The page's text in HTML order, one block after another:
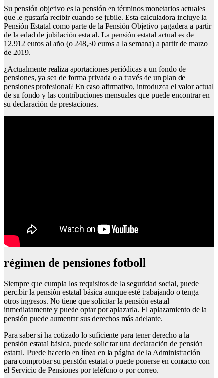
Su pensión objetivo es la pensión en términos monetarios actuales
que le gustaría recibir cuando se jubile. Esta calculadora incluye la
Pensión Estatal como parte de la Pensión Objetivo pagadera a partir
de la edad de jubilación estatal. La pensión estatal actual es de
12.912 euros al año (o 248,30 euros a la semana) a partir de marzo
de 2019.
¿Actualmente realiza aportaciones periódicas a un fondo de
pensiones, ya sea de forma privada o a través de un plan de
pensiones profesional? En caso afirmativo, introduzca el valor actual
de su fondo y las contribuciones mensuales que puede encontrar en
su declaración de prestaciones.
régimen de pensiones fotboll
Siempre que cumpla los requisitos de la seguridad social, puede
percibir la pensión estatal básica aunque esté trabajando o tenga
otros ingresos. No tiene que solicitar la pensión estatal
inmediatamente y puede optar por aplazarla. El aplazamiento de la
pensión puede aumentar sus derechos más adelante.
Para saber si ha cotizado lo suficiente para tener derecho a la
pensión estatal básica, puede solicitar una declaración de pensión
estatal. Puede hacerlo en línea en la página de la Administración
para comprobar su pensión estatal o puede ponerse en contacto con
el Servicio de Pensiones por teléfono o por correo.